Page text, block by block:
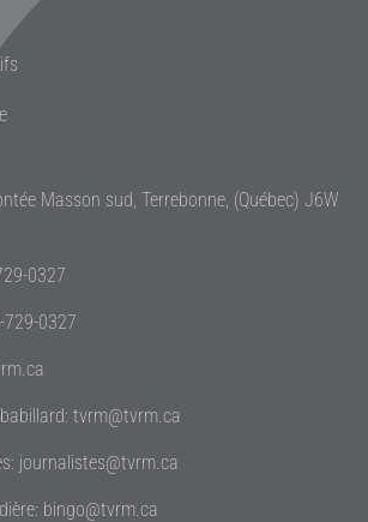
Masson sud, Terrebonne, (Québec) J6W
0327
729-0327
tvrm@tvrm.ca
journalistes@tvrm.ca
bingo@tvrm.ca